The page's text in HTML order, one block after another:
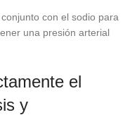
con el sodio para
una presión arterial
el
y